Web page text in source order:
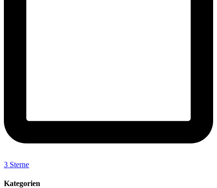
3 Sterne
Kategorien